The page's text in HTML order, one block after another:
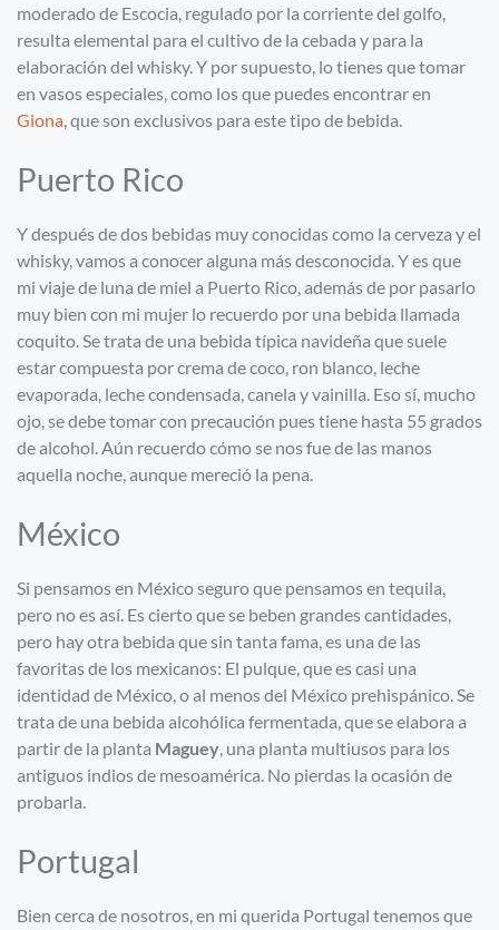
moderado de Escocia, regulado por la corriente del golfo,
resulta elemental para el cultivo de la cebada y para la
elaboración del whisky. Y por supuesto, lo tienes que tomar
en vasos especiales, como los que puedes encontrar en
Giona , que son exclusivos para este tipo de bebida.
Puerto Rico
Y después de dos bebidas muy conocidas como la cerveza y el
whisky, vamos a conocer alguna más desconocida. Y es que
mi viaje de luna de miel a Puerto Rico, además de por pasarlo
muy bien con mi mujer lo recuerdo por una bebida llamada
coquito. Se trata de una bebida típica navideña que suele
estar compuesta por crema de coco, ron blanco, leche
evaporada, leche condensada, canela y vainilla. Eso sí, mucho
ojo, se debe tomar con precaución pues tiene hasta 55 grados
de alcohol. Aún recuerdo cómo se nos fue de las manos
aquella noche, aunque mereció la pena.
México
Si pensamos en México seguro que pensamos en tequila,
pero no es así. Es cierto que se beben grandes cantidades,
pero hay otra bebida que sin tanta fama, es una de las
favoritas de los mexicanos: El pulque, que es casi una
identidad de México, o al menos del México prehispánico. Se
trata de una bebida alcohólica fermentada, que se elabora a
partir de la planta Maguey , una planta multiusos para los
antiguos indios de mesoamérica. No pierdas la ocasión de
probarla.
Portugal
Bien cerca de nosotros, en mi querida Portugal tenemos que